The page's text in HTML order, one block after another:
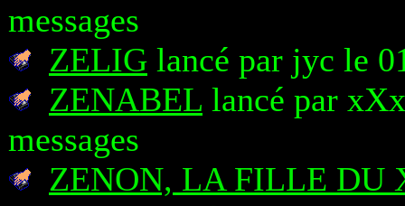
messages
ZELIG lancé par jyc le
ZENABEL lancé par
messages
ZENON, LA FILLE DU